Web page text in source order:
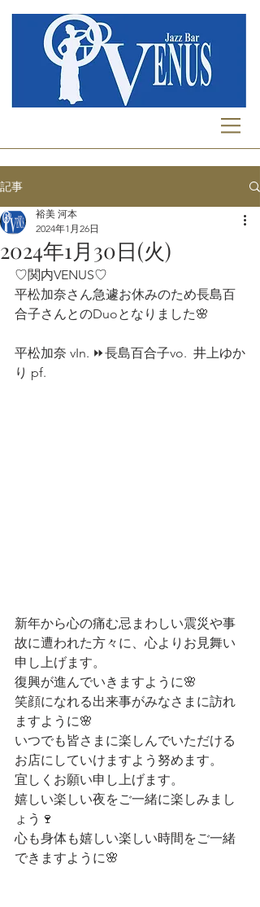
記事
2024年1月30日(火)
裕美 河本
2024年1月26日
♡関内VENUS♡
平松加奈さん急遽お休みのため長島百
合子さんとのDuoとなりました🌸
平松加奈 vIn. ⏩長島百合子vo.  井上ゆか
り pf.
新年から心の痛む忌まわしい震災や事
故に遭われた方々に、心よりお見舞い
申し上げます。
復興が進んでいきますように🌸
笑顔になれる出来事がみなさまに訪れ
ますように🌸
いつでも皆さまに楽しんでいただける
お店にしていけますよう努めます。
宜しくお願い申し上げます。
嬉しい楽しい夜をご一緒に楽しみまし
ょう🍷
心も身体も嬉しい楽しい時間をご一緒
できますように🌸